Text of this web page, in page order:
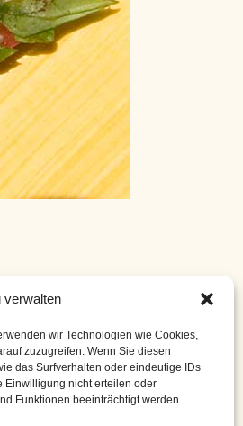
verwalten
wir Technologien wie Cookies,
zuzugreifen. Wenn Sie diesen
das Surfverhalten oder eindeutige IDs
Einwilligung nicht erteilen oder
Funktionen beeinträchtigt werden.
Kirschtomaten120 g
Basilikum (frisch)10